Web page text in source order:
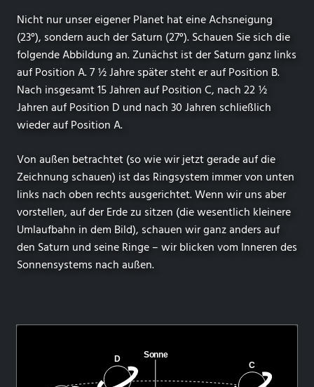
Nicht nur unser eigener Planet hat eine Achsneigung
(23°), sondern auch der Saturn (27°). Schauen Sie sich die
folgende Abbildung an. Zunächst ist der Saturn ganz links
auf Position A. 7 ½ Jahre später steht er auf Position B.
Nach insgesamt 15 Jahren auf Position C, nach 22 ½
Jahren auf Position D und nach 30 Jahren schließlich
wieder auf Position A.
Von außen betrachtet (so wie wir jetzt gerade auf die
Zeichnung schauen) ist das Ringsystem immer von unten
links nach oben rechts ausgerichtet. Wenn wir uns aber
vorstellen, auf der Erde zu sitzen (die wesentlich kleinere
Umlaufbahn in dem Bild), schauen wir ganz anders auf
den Saturn und seine Ringe – wir blicken vom Inneren des
Sonnensystems nach außen.